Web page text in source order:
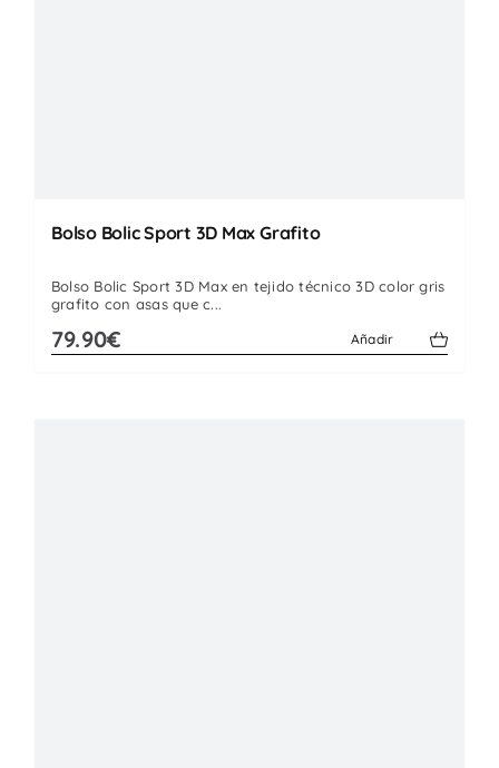
Bolso Bolic Sport 3D Max Grafito
Bolso Bolic Sport 3D Max en tejido técnico 3D color gris
grafito con asas que c...
79.90€ Añadir